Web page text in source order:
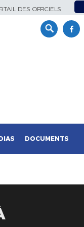
DES OFFICIELS
DOCUMENTS